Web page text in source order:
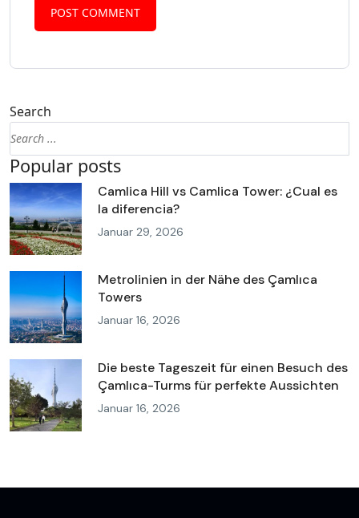
Search
Popular posts
Camlica Hill vs Camlica Tower: ¿Cual es
la diferencia?
Januar 29, 2026
Metrolinien in der Nähe des Çamlıca
Towers
Januar 16, 2026
Die beste Tageszeit für einen Besuch des
Çamlıca-Turms für perfekte Aussichten
Januar 16, 2026